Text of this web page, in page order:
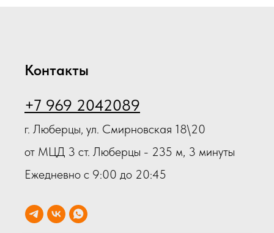
Контакты
+7 969 2042089
г. Люберцы, ул. Смирновская 18\20
от МЦД 3 ст. Люберцы - 235 м, 3 минуты
Ежедневно с 9:00 до 20:45